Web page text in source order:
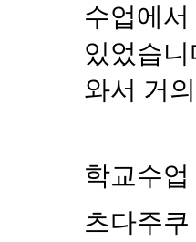
수업에
있었습니
와서 거
학교수업
츠다주